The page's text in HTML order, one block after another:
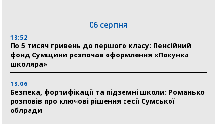
06 серпня
18:52
По 5 тисяч гривень до першого класу: Пенсійний
фонд Сумщини розпочав оформлення «Пакунка
школяра»
18:06
Безпека, фортифікації та підземні школи: Романько
розповів про ключові рішення сесії Сумської
облради